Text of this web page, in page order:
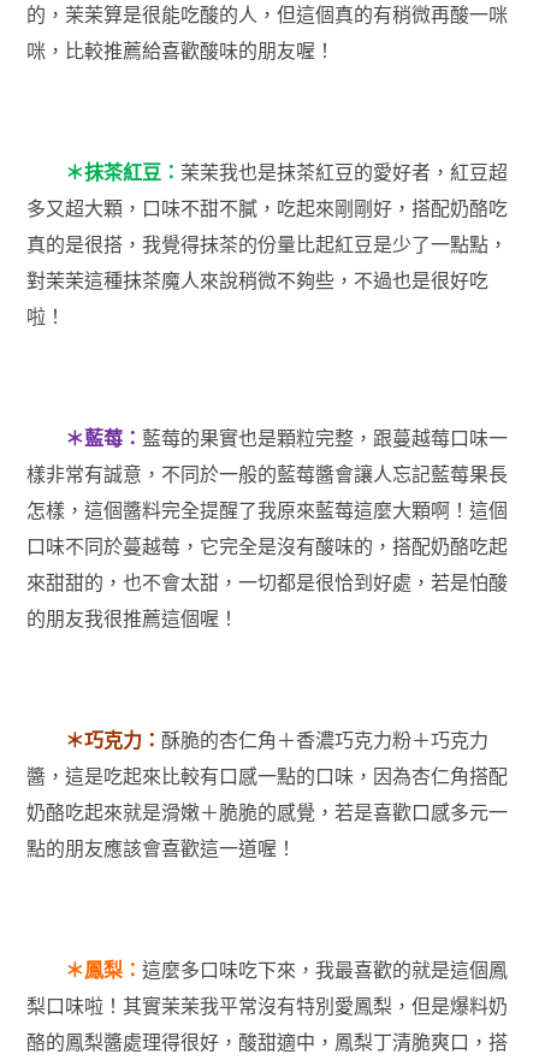
的，茉茉算是很能吃酸的人，但這個真的有稍微再酸一咪
咪，比較推薦給喜歡酸味的朋友喔！
＊抹茶紅豆： 茉茉我也是抹茶紅豆的愛好者，紅豆超
多又超大顆，口味不甜不膩，吃起來剛剛好，搭配奶酪吃
真的是很搭，我覺得抹茶的份量比起紅豆是少了一點點，
對茉茉這種抹茶魔人來說稍微不夠些，不過也是很好吃
啦！
＊藍莓： 藍莓的果實也是顆粒完整，跟蔓越莓口味一
樣非常有誠意，不同於一般的藍莓醬會讓人忘記藍莓果長
怎樣，這個醬料完全提醒了我原來藍莓這麼大顆啊！這個
口味不同於蔓越莓，它完全是沒有酸味的，搭配奶酪吃起
來甜甜的，也不會太甜，一切都是很恰到好處，若是怕酸
的朋友我很推薦這個喔！
＊巧克力： 酥脆的杏仁角＋香濃巧克力粉＋巧克力
醬，這是吃起來比較有口感一點的口味，因為杏仁角搭配
奶酪吃起來就是滑嫩＋脆脆的感覺，若是喜歡口感多元一
點的朋友應該會喜歡這一道喔！
＊鳳梨： 這麼多口味吃下來，我最喜歡的就是這個鳳
梨口味啦！其實茉茉我平常沒有特別愛鳳梨，但是爆料奶
酪的鳳梨醬處理得很好，酸甜適中，鳳梨丁清脆爽口，搭